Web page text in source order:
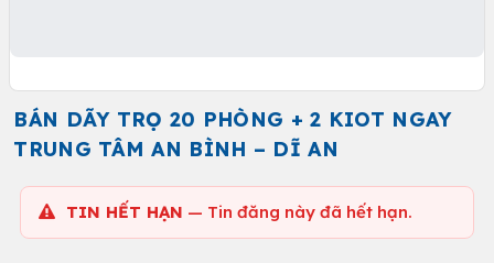
BÁN DÃY TRỌ 20 PHÒNG + 2 KIOT NGAY
TRUNG TÂM AN BÌNH – DĨ AN
TIN HẾT HẠN — Tin đăng này đã hết hạn.